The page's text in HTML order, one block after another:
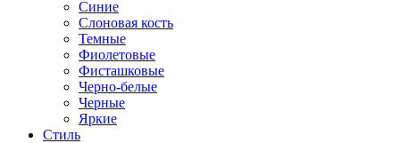
Синие
Слоновая кость
Темные
Фиолетовые
Фисташковые
Черно-белые
Черные
Яркие
Стиль